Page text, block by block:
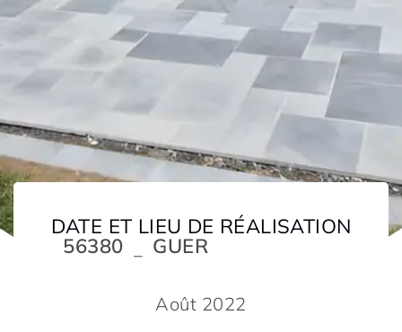
DATE ET LIEU DE RÉALISATION
56380 – GUER
Août 2022